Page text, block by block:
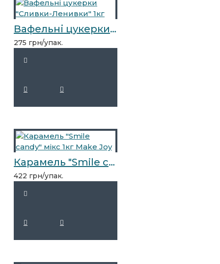
Вафельні цукерки "Сливки-Ленивки" 1кг
275 грн/упак.
Карамель "Smile candy" мікс 1кг Make Joy
422 грн/упак.